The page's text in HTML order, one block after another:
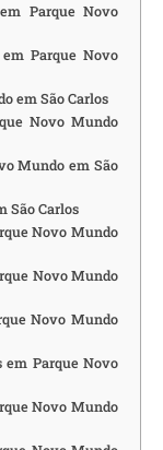
Parque Novo
Parque Novo
em São Carlos
Novo Mundo
Mundo em São
São Carlos
Novo Mundo
Novo Mundo
Novo Mundo
em Parque Novo
Novo Mundo